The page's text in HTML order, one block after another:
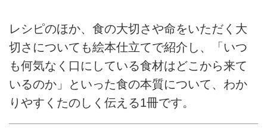
レシピのほか、食の大切さや命をいただく大
切さについても絵本仕立てで紹介し、「いつ
も何気なく口にしている食材はどこから来て
いるのか」といった食の本質について、わか
りやすくたのしく伝える1冊です。